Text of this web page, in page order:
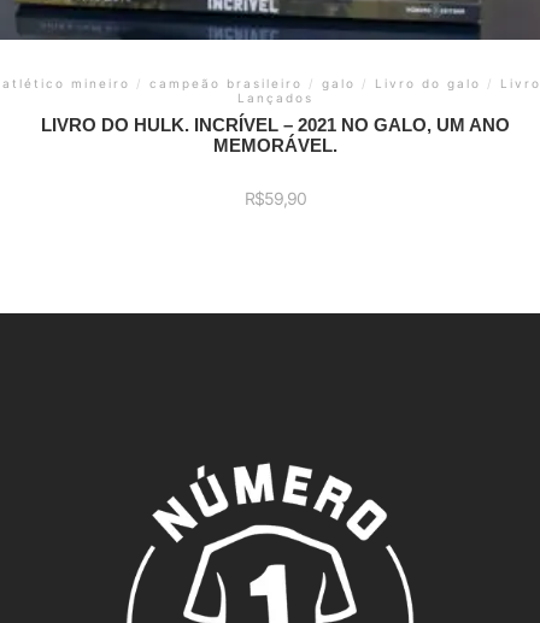
atlético mineiro / campeão brasileiro / galo / Livro do galo /
Lançados
LIVRO DO HULK. INCRÍVEL – 2021 NO GALO, UM ANO
MEMORÁVEL.
R$59,90